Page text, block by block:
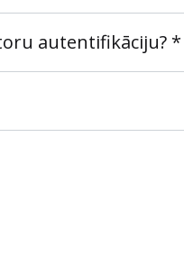
autentifikāciju? *